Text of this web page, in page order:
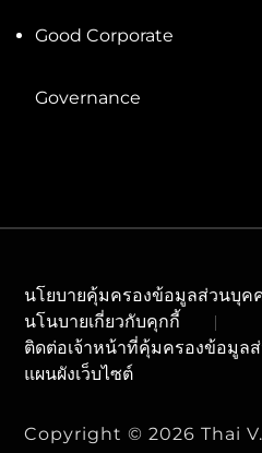
Good Corporate
Governance
นโยบายคุ้มครองข้อมูลส่วนบุค
นโนบายเกี่ยวกับคุกกี้
ติดต่อเจ้าหน้าที่คุ้มครองข้อมูล
แผนผังเว็บไซต์
Copyright © 2026 Thai